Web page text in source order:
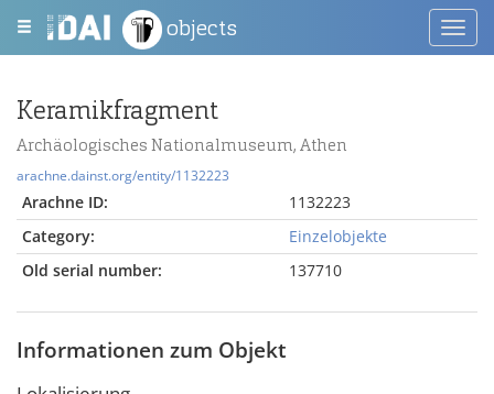
objects
Keramikfragment
Archäologisches Nationalmuseum, Athen
arachne.dainst.org/entity/1132223
Arachne ID:
1132223
Category:
Einzelobjekte
Old serial number:
137710
Informationen zum Objekt